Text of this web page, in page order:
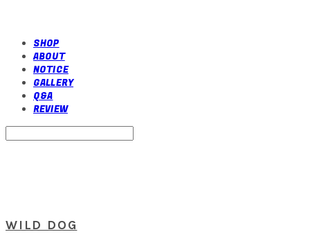
SHOP
ABOUT
NOTICE
GALLERY
Q&A
REVIEW
WILD DOG